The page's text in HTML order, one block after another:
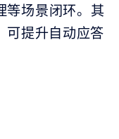
等场景闭环。其
可提升自动应答